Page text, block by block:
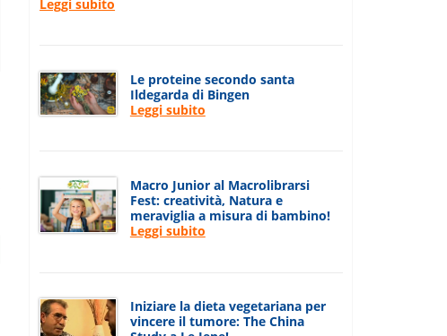
Leggi subito
Le proteine secondo santa
Ildegarda di Bingen
Leggi subito
Macro Junior al Macrolibrarsi
Fest: creatività, Natura e
meraviglia a misura di bambino!
Leggi subito
Iniziare la dieta vegetariana per
vincere il tumore: The China